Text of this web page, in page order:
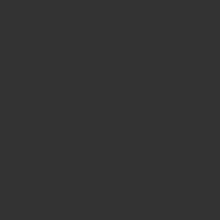
és Dr. Wildmann Márta volt.
pszichoterápiás esettanulmányok – különös tekintettel